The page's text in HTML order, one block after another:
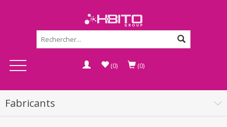
(0) (0)
Fabricants